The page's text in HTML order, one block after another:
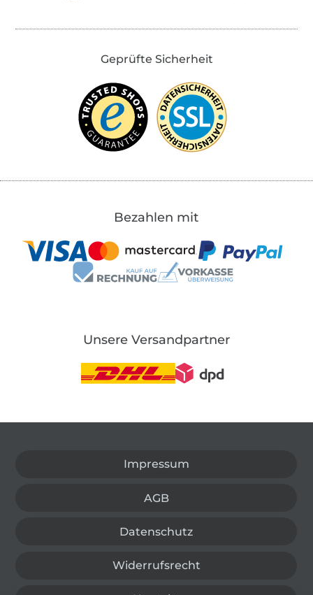
Geprüfte Sicherheit
Bezahlen mit
Unsere Versandpartner
Impressum
AGB
Datenschutz
Widerrufsrecht